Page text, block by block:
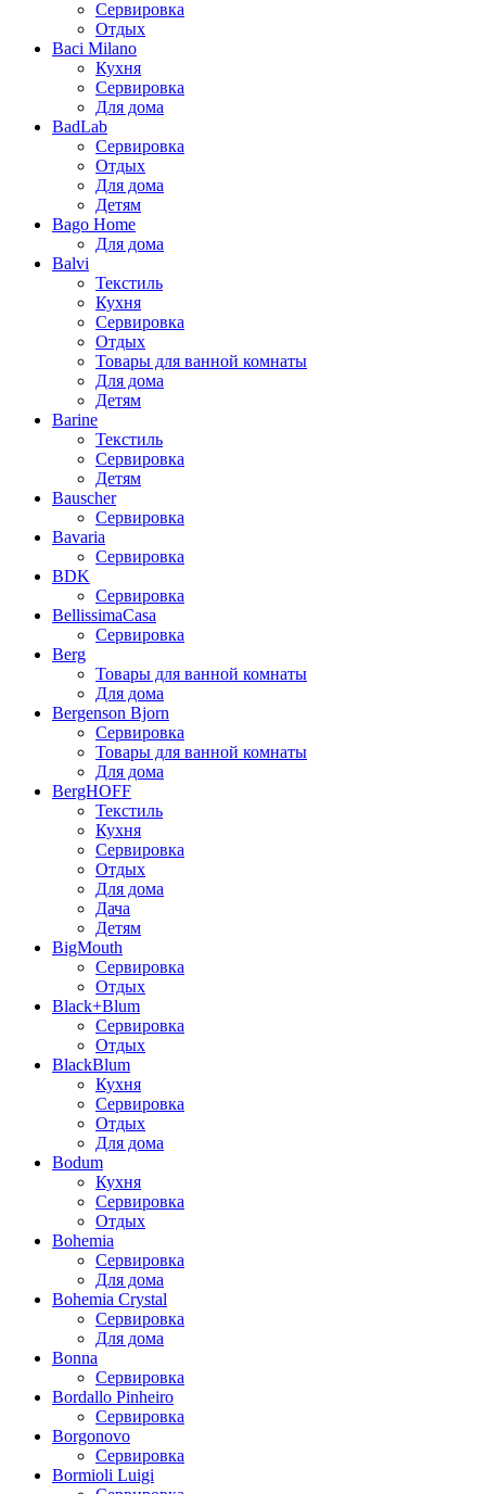
Сервировка
Отдых
Baci Milano
Кухня
Сервировка
Для дома
BadLab
Сервировка
Отдых
Для дома
Детям
Bago Home
Для дома
Balvi
Текстиль
Кухня
Сервировка
Отдых
Товары для ванной комнаты
Для дома
Детям
Barine
Текстиль
Сервировка
Детям
Bauscher
Сервировка
Bavaria
Сервировка
BDK
Сервировка
BellissimaCasa
Сервировка
Berg
Товары для ванной комнаты
Для дома
Bergenson Bjorn
Сервировка
Товары для ванной комнаты
Для дома
BergHOFF
Текстиль
Кухня
Сервировка
Отдых
Для дома
Дача
Детям
BigMouth
Сервировка
Отдых
Black+Blum
Сервировка
Отдых
BlackBlum
Кухня
Сервировка
Отдых
Для дома
Bodum
Кухня
Сервировка
Отдых
Bohemia
Сервировка
Для дома
Bohemia Crystal
Сервировка
Для дома
Bonna
Сервировка
Bordallo Pinheiro
Сервировка
Borgonovo
Сервировка
Bormioli Luigi